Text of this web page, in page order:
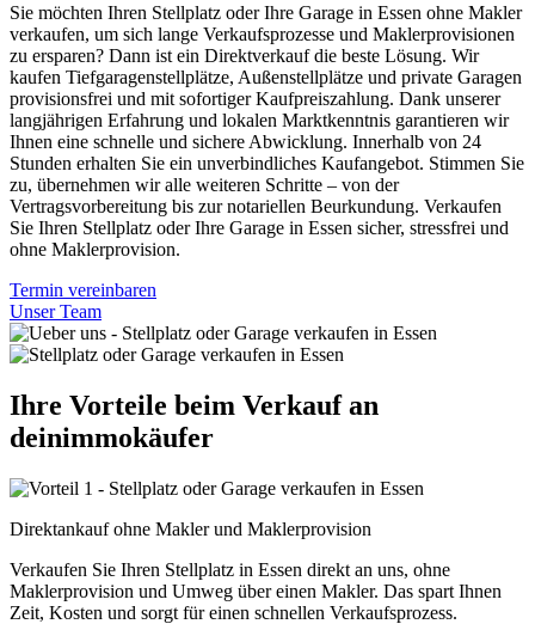
Sie möchten Ihren Stellplatz oder Ihre Garage in Essen ohne Makler
verkaufen, um sich lange Verkaufsprozesse und Maklerprovisionen
zu ersparen? Dann ist ein Direktverkauf die beste Lösung. Wir
kaufen Tiefgaragenstellplätze, Außenstellplätze und private Garagen
provisionsfrei und mit sofortiger Kaufpreiszahlung. Dank unserer
langjährigen Erfahrung und lokalen Marktkenntnis garantieren wir
Ihnen eine schnelle und sichere Abwicklung. Innerhalb von 24
Stunden erhalten Sie ein unverbindliches Kaufangebot. Stimmen Sie
zu, übernehmen wir alle weiteren Schritte – von der
Vertragsvorbereitung bis zur notariellen Beurkundung. Verkaufen
Sie Ihren Stellplatz oder Ihre Garage in Essen sicher, stressfrei und
ohne Maklerprovision.
Termin vereinbaren
Unser Team
Ihre Vorteile beim Verkauf an
deinimmokäufer
Direktankauf ohne Makler und Maklerprovision
Verkaufen Sie Ihren Stellplatz in Essen direkt an uns, ohne
Maklerprovision und Umweg über einen Makler. Das spart Ihnen
Zeit, Kosten und sorgt für einen schnellen Verkaufsprozess.